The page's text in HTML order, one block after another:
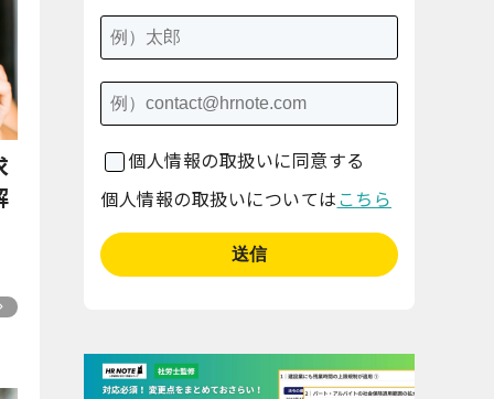
個人情報の取扱いに同意する
個人情報の取扱いについては こちら